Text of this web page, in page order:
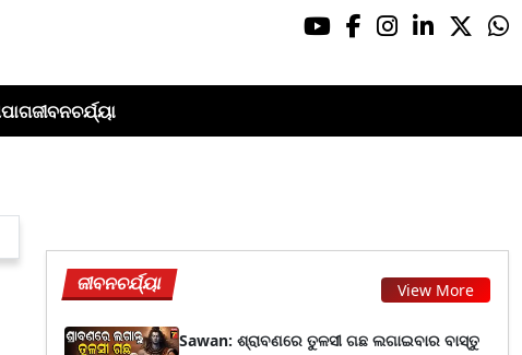
ଜୀବନଚର୍ଯ୍ୟା
ଜୀବନଚର୍ଯ୍ୟା View More
Sawan: ଶ୍ରାବଣରେ ତୁଳସୀ ଗଛ ଲଗାଇବାର ବାସ୍ତୁ